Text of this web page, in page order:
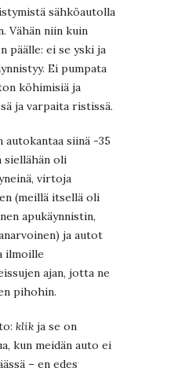
sähköautolla
Vähän niin kuin
päälle: ei se yski ja
Ei pumpata
köhimisiä ja
ja varpaita ristissä.
siinä -35
siellähän oli
virtoja
(meillä itsellä oli
apukäynnistin,
ja autot
ilmoille
ajan, jotta ne
pihohin.
klik ja se on
kun meidän auto ei
– en edes